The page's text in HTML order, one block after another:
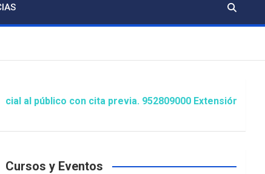
cita previa. 952809000 Extensión 1481/1486 ó
Cursos y Eventos